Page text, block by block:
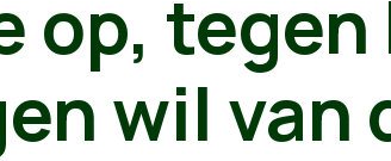
op,
wil van